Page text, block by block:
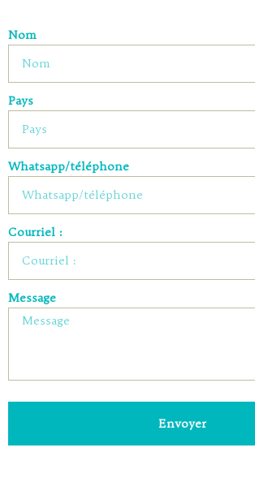
Nom
Pays
Whatsapp/téléphone
Courriel :
Message
Envoyer